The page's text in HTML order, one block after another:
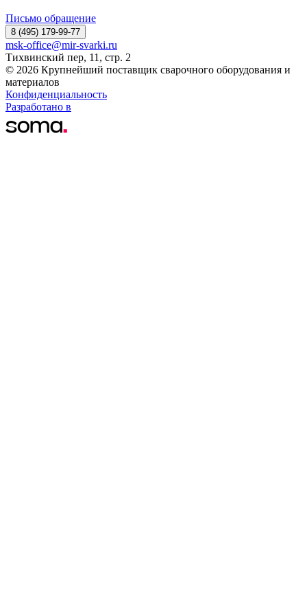
Письмо обращение
8 (495) 179-99-77
msk-office@mir-svarki.ru
Тихвинский пер, 11, стр. 2
© 2026 Крупнейший поставщик сварочного оборудования и
материалов
Конфиденциальность
Разработано в